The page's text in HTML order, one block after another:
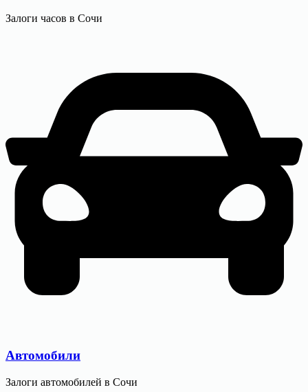
Залоги часов в Сочи
Автомобили
Залоги автомобилей в Сочи